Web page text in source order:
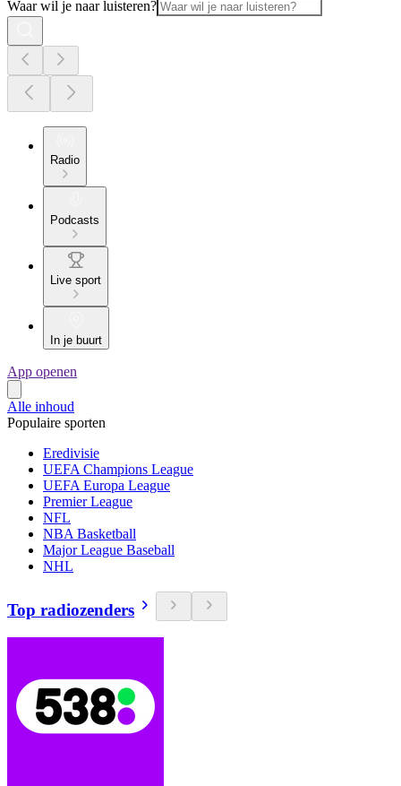
Waar wil je naar luisteren?
Radio
Podcasts
Live sport
In je buurt
App openen
Alle inhoud
Populaire sporten
Eredivisie
UEFA Champions League
UEFA Europa League
Premier League
NFL
NBA Basketball
Major League Baseball
NHL
Top radiozenders